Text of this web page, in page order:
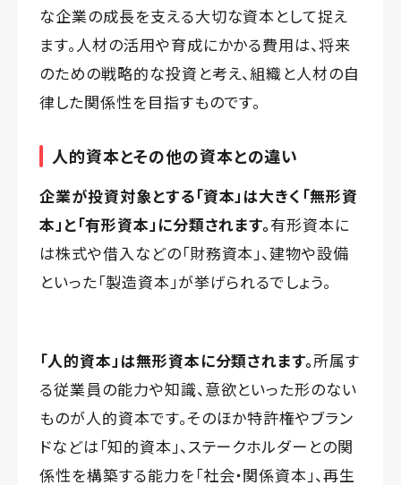
な企業の成長を支える大切な資本として捉え
ます。人材の活用や育成にかかる費用は、将来
のための戦略的な投資と考え、組織と人材の自
律した関係性を目指すものです。
人的資本とその他の資本との違い
企業が投資対象とする「資本」は大きく「無形資
本」と「有形資本」に分類されます。有形資本に
は株式や借入などの「財務資本」、建物や設備
といった「製造資本」が挙げられるでしょう。
「人的資本」は無形資本に分類されます。所属す
る従業員の能力や知識、意欲といった形のない
ものが人的資本です。そのほか特許権やブラン
ドなどは「知的資本」、ステークホルダーとの関
係性を構築する能力を「社会・関係資本」、再生